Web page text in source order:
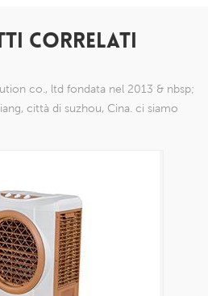
CORRELATI
co., ltd fondata nel 2013 & nbsp;
città di suzhou, Cina. ci siamo